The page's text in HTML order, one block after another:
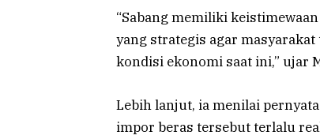
“Sabang memiliki
yang strategis agar
kondisi ekonomi saat ini,” ujar
Lebih lanjut, ia menilai
impor beras tersebut terlalu